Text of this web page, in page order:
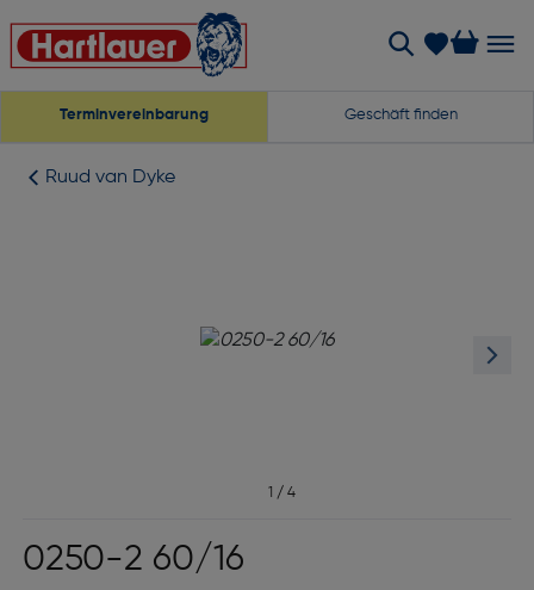
Terminvereinbarung Geschäft finden
Ruud van Dyke
1 / 4
0250-2 60/16